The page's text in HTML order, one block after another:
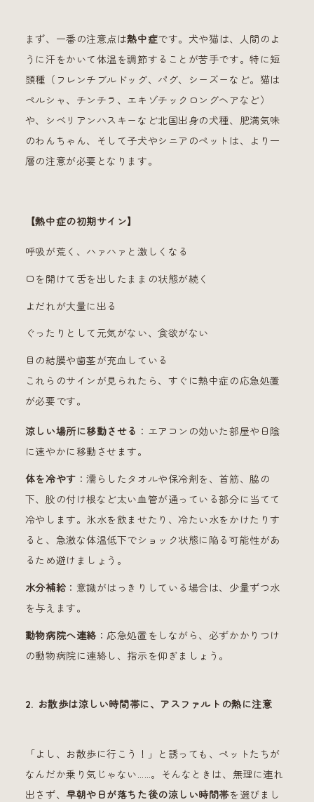
まず、一番の注意点は熱中症です。犬や猫は、人間のよ
うに汗をかいて体温を調節することが苦手です。特に短
頭種（フレンチブルドッグ、パグ、シーズーなど。猫は
ペルシャ、チンチラ、エキゾチックロングヘアなど）
や、シベリアンハスキーなど北国出身の犬種、肥満気味
のわんちゃん、そして子犬やシニアのペットは、より一
層の注意が必要となります。
【熱中症の初期サイン】
呼吸が荒く、ハァハァと激しくなる
口を開けて舌を出したままの状態が続く
よだれが大量に出る
ぐったりとして元気がない、食欲がない
目の結膜や歯茎が充血している
これらのサインが見られたら、すぐに熱中症の応急処置
が必要です。
涼しい場所に移動させる ：エアコンの効いた部屋や日陰
に速やかに移動させます。
体を冷やす ：濡らしたタオルや保冷剤を、首筋、脇の
下、股の付け根など太い血管が通っている部分に当てて
冷やします。氷水を飲ませたり、冷たい水をかけたりす
ると、急激な体温低下でショック状態に陥る可能性があ
るため避けましょう。
水分補給 ：意識がはっきりしている場合は、少量ずつ水
を与えます。
動物病院へ連絡：応急処置をしながら、必ずかかりつけ
の動物病院に連絡し、指示を仰ぎましょう。
2. お散歩は涼しい時間帯に、アスファルトの熱に注意
「よし、お散歩に行こう！」と誘っても、ペットたちが
なんだか乗り気じゃない……。そんなときは、無理に連れ
出さず、 早朝や日が落ちた後の涼しい時間帯を選びまし